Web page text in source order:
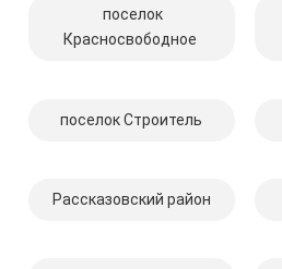
поселок
Красносвободное
поселок Строитель
Рассказовский район